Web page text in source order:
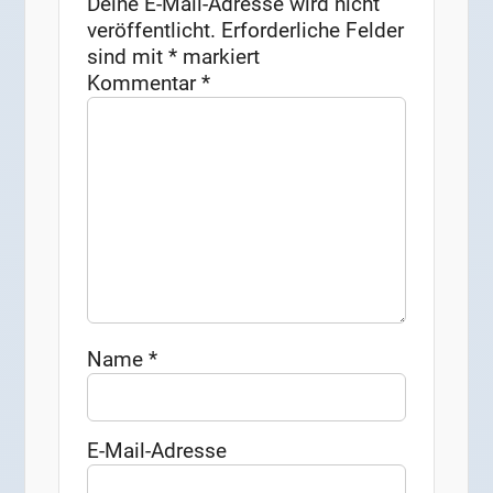
veröffentlicht. Erforderliche Felder
sind mit* markiert
Kommentar*
Name*
E-Mail-Adresse